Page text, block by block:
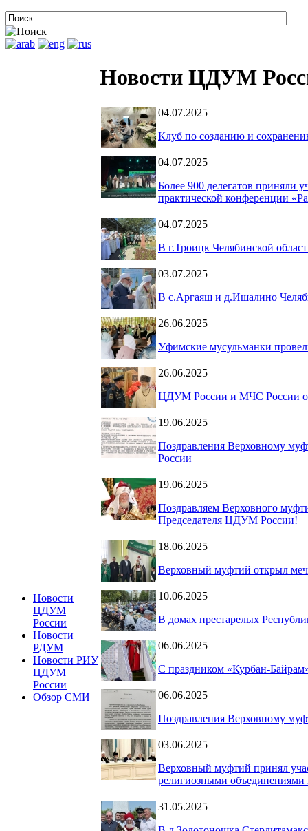
Новости
ЦДУМ
России
Новости
РДУМ
Новости РИУ
ЦДУМ
России
Обзор СМИ
Новости ЦДУМ
04.07.2025
Клуб по созданию и
04.07.2025
Более 900 делегатов приняли
практической конференции
04.07.2025
В г.Троицк Челябинской
03.07.2025
В с.Аргаяш и д.Ишалино
26.06.2025
Уфимские мусульманки
26.06.2025
ЦДУМ России и МЧС России
19.06.2025
Поздравления Верховному
России
19.06.2025
Поздравляем Верховного
Председателя ЦДУМ России!
18.06.2025
Верховный муфтий открыл
10.06.2025
В домах престарелых
06.06.2025
С праздником «Курбан-
06.06.2025
Поздравления Верховному
03.06.2025
Верховный муфтий принял
религиозными
31.05.2025